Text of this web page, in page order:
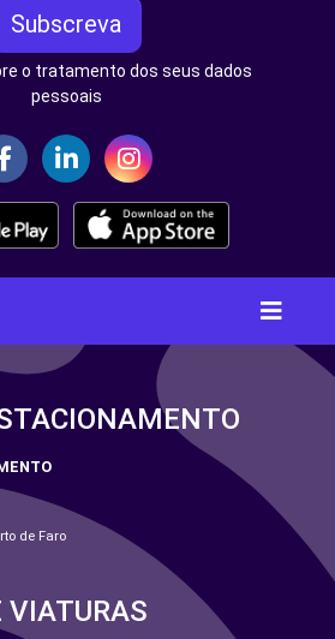
Subscreva
o tratamento dos seus dados
pessoais
de Faro
VIATURAS